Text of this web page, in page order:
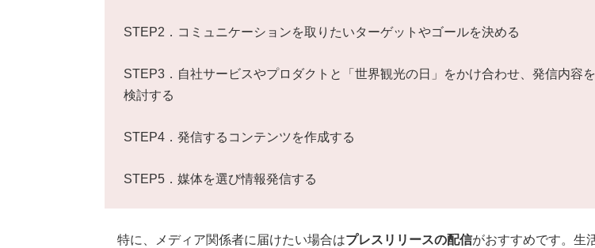
STEP2．コミュニケーションを取りたいターゲットやゴールを決める
STEP3．自社サービスやプロダクトと「世界観光の日」をかけ合わせ、発信内容を
検討する
STEP4．発信するコンテンツを作成する
STEP5．媒体を選び情報発信する
特に、メディア関係者に届けたい場合はプレスリリースの配信がおすすめです。生